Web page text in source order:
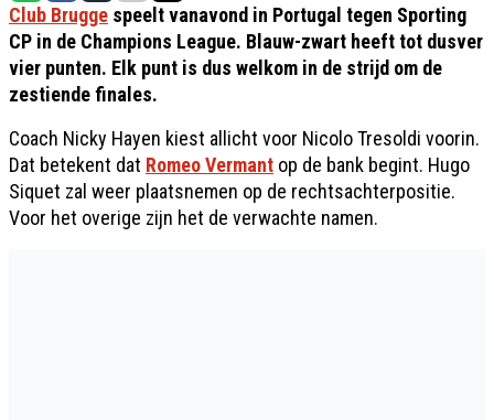
Club Brugge speelt vanavond in Portugal tegen Sporting
CP in de Champions League. Blauw-zwart heeft tot dusver
vier punten. Elk punt is dus welkom in de strijd om de
zestiende finales.
Coach Nicky Hayen kiest allicht voor Nicolo Tresoldi voorin.
Dat betekent dat Romeo Vermant op de bank begint. Hugo
Siquet zal weer plaatsnemen op de rechtsachterpositie.
Voor het overige zijn het de verwachte namen.